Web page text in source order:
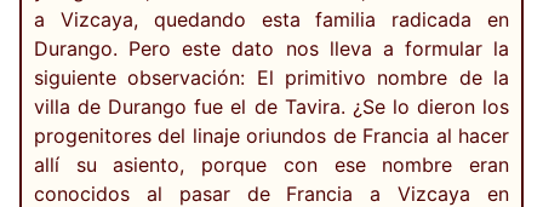
a Vizcaya, quedando esta familia radicada en
Durango. Pero este dato nos lleva a formular la
siguiente observación: El primitivo nombre de la
villa de Durango fue el de Tavira. ¿Se lo dieron los
progenitores del linaje oriundos de Francia al hacer
allí su asiento, porque con ese nombre eran
conocidos al pasar de Francia a Vizcaya en